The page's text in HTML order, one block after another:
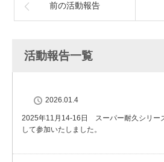
前の活動報告
活動報告一覧
2026.01.4
2025年11月14-16日 スーパー耐久シリー
して参加いたしました。